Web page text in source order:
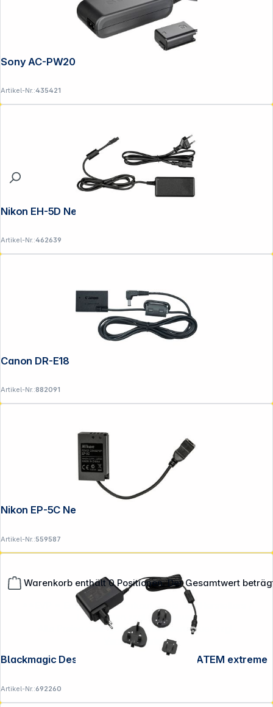
Warenkorb enthält 0 Positionen. Der Gesamtwert
Sony AC-PW20 Netzteiladapter
Artikel-Nr.:435421
Nikon EH-5D Netzadapter
Artikel-Nr.:462639
Canon DR-E18
Artikel-Nr.:882091
Nikon EP-5C Netzadapteranschluss
Artikel-Nr.:559587
Blackmagic Design Netzteil 12V 60W für ATEM extreme
Artikel-Nr.:692260
**EVP = Empfohlener Verkaufspreis des Herstellers /
Lieferanten zzgl. 19% Mwst.
Alle Preise exkl. gesetzl. Mehrwertsteuer zzgl.
Versandkosten.